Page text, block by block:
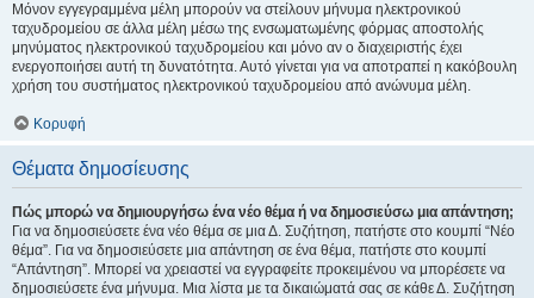
Μόνον εγγεγραμμένα μέλη μπορούν να στείλουν μήνυμα ηλεκτρονικού
ταχυδρομείου σε άλλα μέλη μέσω της ενσωματωμένης φόρμας αποστολής
μηνύματος ηλεκτρονικού ταχυδρομείου και μόνο αν ο διαχειριστής έχει
ενεργοποιήσει αυτή τη δυνατότητα. Αυτό γίνεται για να αποτραπεί η κακόβουλη
χρήση του συστήματος ηλεκτρονικού ταχυδρομείου από ανώνυμα μέλη.
Κορυφή
Θέματα δημοσίευσης
Πώς μπορώ να δημιουργήσω ένα νέο θέμα ή να δημοσιεύσω μια απάντηση;
Για να δημοσιεύσετε ένα νέο θέμα σε μια Δ. Συζήτηση, πατήστε στο κουμπί “Νέο
θέμα”. Για να δημοσιεύσετε μια απάντηση σε ένα θέμα, πατήστε στο κουμπί
“Απάντηση”. Μπορεί να χρειαστεί να εγγραφείτε προκειμένου να μπορέσετε να
δημοσιεύσετε ένα μήνυμα. Μια λίστα με τα δικαιώματά σας σε κάθε Δ. Συζήτηση